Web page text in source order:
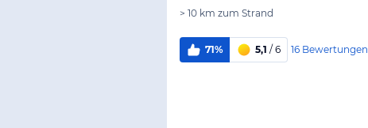
> 10 km zum Strand
71% 5,1 / 6 16 Bewertungen